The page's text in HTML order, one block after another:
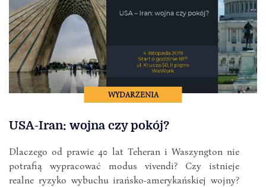
WYDARZENIA
USA-Iran: wojna czy pokój?
Dlaczego od prawie 40 lat Teheran i Waszyngton nie
potrafią wypracować modus vivendi? Czy istnieje
realne ryzyko wybuchu irańsko-amerykańskiej wojny?